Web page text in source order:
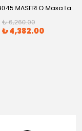
Eglo 99045 MASERLO Masa Lambası
₺ 6,260.00
₺ 4,382.00